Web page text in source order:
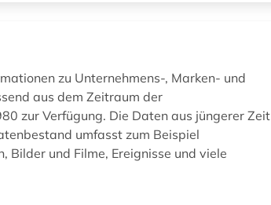
zu Unternehmens-, Marken- und
aus dem Zeitraum der
zur Verfügung. Die Daten aus jüngerer Zeit
umfasst zum Beispiel
Bilder und Filme, Ereignisse und viele